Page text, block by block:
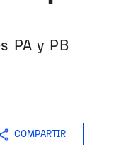
PA y PB
COMPARTIR